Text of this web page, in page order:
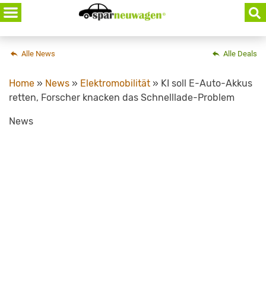
Skip
to
content
Alle Deals
Alle News
Home » News » Elektromobilität » KI soll E-Auto-Akkus
retten, Forscher knacken das Schnelllade-Problem
News